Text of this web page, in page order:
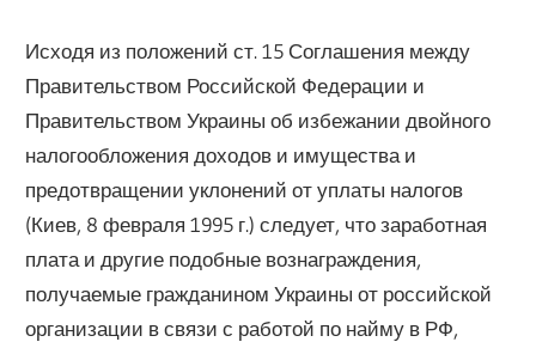
Исходя из положений ст. 15 Соглашения между
Правительством Российской Федерации и
Правительством Украины об избежании двойного
налогообложения доходов и имущества и
предотвращении уклонений от уплаты налогов
(Киев, 8 февраля 1995 г.) следует, что заработная
плата и другие подобные вознаграждения,
получаемые гражданином Украины от российской
организации в связи с работой по найму в РФ,